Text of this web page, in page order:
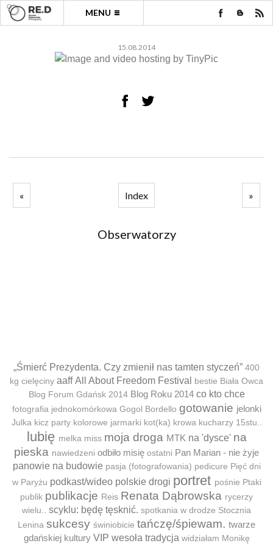
MENU
15.08.2014
« Index »
Obserwatorzy
„Śmierć Prezydenta. Czy zmienił nas tamten styczeń” 400
kg cielęciny aaff All About Freedom Festival bestie Biała Owca
Blog Forum Gdańsk 2014 Blog Roku 2014 co kto chce
fotografia jednokomórkowa Gogol Bordello gotowanie jelonki
Julka kicz party kolorowe jarmarki kot(ka) krowa kucharzy 15stu..
lubię melka miss moja droga MTK na 'dysce' na
pieska nawiedzeni odbiło misię ostatni Pan Marian - nie żyje
panowie na budowie pasja (fotografowania) pedicure Pięć dni
w Paryżu podkast/wideo polskie drogi portret pośnie Ptaki
publik publikacje Reis Renata Dąbrowska rycerzy
wielu.. scyklu: będę tęsknić. spotkania w drodze Stocznia
Lenina sukcesy świniobicie tańczę/śpiewam. twarze
gdańskiej kultury VIP wesoła tradycja widziałam Monikę